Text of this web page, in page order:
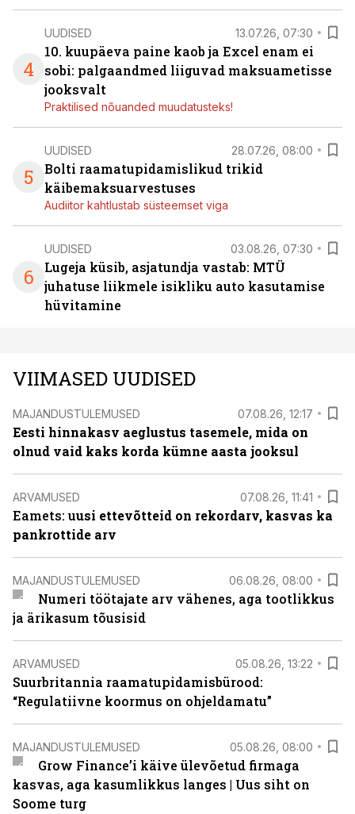
4
UUDISED 13.07.26, 07:30
10. kuupäeva paine kaob ja Excel enam ei
sobi: palgaandmed liiguvad maksuametisse
jooksvalt
Praktilised nõuanded muudatusteks!
5
UUDISED 28.07.26, 08:00
Bolti raamatupidamislikud trikid
käibemaksuarvestuses
Audiitor kahtlustab süsteemset viga
6
UUDISED 03.08.26, 07:30
Lugeja küsib, asjatundja vastab: MTÜ
juhatuse liikmele isikliku auto kasutamise
hüvitamine
VIIMASED UUDISED
MAJANDUSTULEMUSED 07.08.26, 12:17
Eesti hinnakasv aeglustus tasemele, mida on
olnud vaid kaks korda kümne aasta jooksul
ARVAMUSED 07.08.26, 11:41
Eamets: uusi ettevõtteid on rekordarv, kasvas ka
pankrottide arv
MAJANDUSTULEMUSED 06.08.26, 08:00
Numeri töötajate arv vähenes, aga tootlikkus
ja ärikasum tõusisid
ARVAMUSED 05.08.26, 13:22
Suurbritannia raamatupidamisbürood:
“Regulatiivne koormus on ohjeldamatu”
MAJANDUSTULEMUSED 05.08.26, 08:00
Grow Finance’i käive ülevõetud firmaga
kasvas, aga kasumlikkus langes | Uus siht on
Soome turg